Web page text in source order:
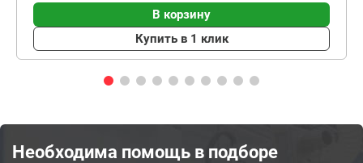
В корзину
Купить в 1 клик
Необходима помощь в подборе